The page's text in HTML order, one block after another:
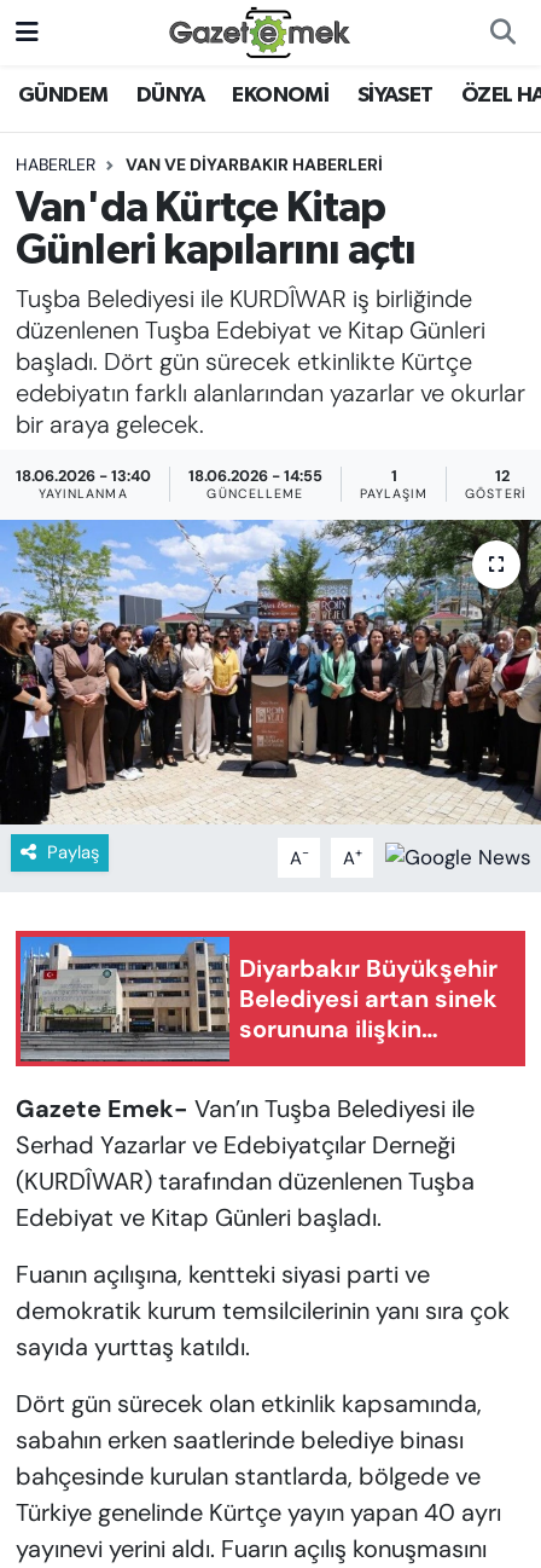
GÜNDEM DÜNYA EKONOMİ SİYASET ÖZEL
HABERLER VAN VE DİYARBAKIR HABERLERİ
Van'da Kürtçe Kitap
Günleri kapılarını açtı
Tuşba Belediyesi ile KURDÎWAR iş birliğinde
düzenlenen Tuşba Edebiyat ve Kitap Günleri
başladı. Dört gün sürecek etkinlikte Kürtçe
edebiyatın farklı alanlarından yazarlar ve okurlar
bir araya gelecek.
18.06.2026 - 13:40
YAYINLANMA
18.06.2026 - 14:55
GÜNCELLEME
1
PAYLAŞIM
12
GÖSTERIM
Paylaş A- A+
Diyarbakır Büyükşehir
Belediyesi artan sinek
sorununa ilişkin
açıklama yaptı:
Gazete Emek- Van’ın Tuşba Belediyesi ile
Serhad Yazarlar ve Edebiyatçılar Derneği
(KURDÎWAR) tarafından düzenlenen Tuşba
Edebiyat ve Kitap Günleri başladı.
Fuanın açılışına, kentteki siyasi parti ve
demokratik kurum temsilcilerinin yanı sıra çok
sayıda yurttaş katıldı.
Dört gün sürecek olan etkinlik kapsamında,
sabahın erken saatlerinde belediye binası
bahçesinde kurulan stantlarda, bölgede ve
Türkiye genelinde Kürtçe yayın yapan 40 ayrı
yayınevi yerini aldı. Fuarın açılış konuşmasını
DÜNYA
EKONOMİ
EMEK HABERLERİ
YENİ MEDYADA EMEK
GAZETECİLİĞİNİ GELİŞTİRMEK
FAYDALI BİLGİLER
GÜNDEM
EĞİTİM
KADIN
SAĞLIK
SPOR
KÜLTÜR-SANAT
MAGAZİN
ÖZEL HABER
SİYASET
VAN VE DİYARBAKIR HABERLERİ
Nöbetçi Eczaneler
Hava Durumu
İstanbul Namaz Vakitleri
Süper Lig Puan Durumu ve Fikstür
Tüm Manşetler
Son Dakika Haberleri
Haber Arşivi